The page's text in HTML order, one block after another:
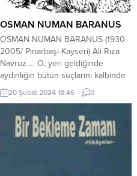
OSMAN NUMAN BARANUS
OSMAN NUMAN BARANUS (1930-
2005/ Pınarbaşı-Kayseri) Ali Rıza
Navruz … O, yeri geldiğinde
aydınlığın bütün suçlarını kalbinde
taşıyan, yeri geldiğinde de karanlık
gündüzün üzerinde yaşayan bir
kovulan yaban güvercini oluşu da
ayrı bir meziyeti olsa gerek! Osman
Numan Baranus şiirlerini Ortadoğu
20 Şubat 2024 18:46 0